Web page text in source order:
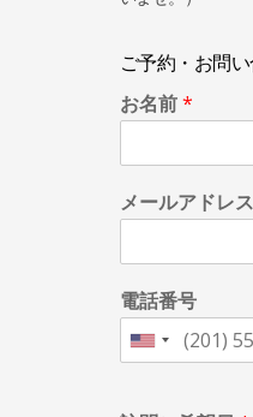
ご予約・お問
お名前*
メールアドレス
電話番号